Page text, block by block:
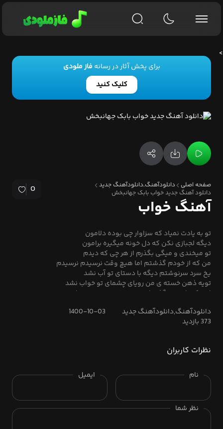
برای پخش آثار در رسانهفاز ملودی
کلیک کنید
صفحه اصلی
دانلودآهنگ,دانلودآهنگ جدید
دانلود آهنگ جدید خواب بابک جهانبخش
0
آهنگ خواب
آه سرد قلب من میرسه
از غم تو تا آسمون
تو میخندی و میگم عشق تو از من آبرو برد
یخ سرد سرنوشتم دیگه با دستای تو آب نشد
توی ذهن خسته ی من رویای چشمای تو خواب نشد
اون که راحت میگذره از هر چی بوده من نبودم اون تویی
که شکستم توی این قاب شکسته شد یه عکس یهویی
تو به یادت نمیاد که سزاوار چی بوده دلامون
دیگه لجبازی نکن که دل خونه میگیره برامون
تو میخندی و میگی بگذرم از هر چی که دیدم
من که از خودم گذشتم اما هیچ وقت نرسیدم نرسیدم
یخ سرد سرنوشتم دیگه با دستای تو آب نشد
تویه ذهن خسته ی من رویای چشمای تو خواب نشد
اون که راحت میگذره از هر چی بوده من نبودم اون تویی
که شکستم توی این قاب شکسته شد یه عکس یهویی
دانلودآهنگ,دانلودآهنگ جدید
1400-10-03
373 بازدید
نظرات کاربران
نام ایمیل
نظر شما
>